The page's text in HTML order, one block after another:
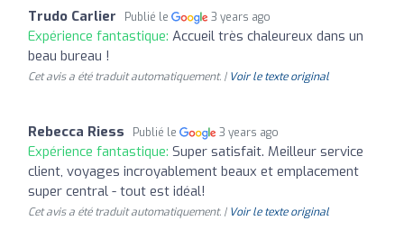
Trudo Carlier Publié le 3 years ago
Expérience fantastique: Accueil très chaleureux dans un
beau bureau !
Cet avis a été traduit automatiquement. | Voir le texte original
Rebecca Riess Publié le 3 years ago
Expérience fantastique: Super satisfait. Meilleur service
client, voyages incroyablement beaux et emplacement
super central - tout est idéal!
Cet avis a été traduit automatiquement. | Voir le texte original